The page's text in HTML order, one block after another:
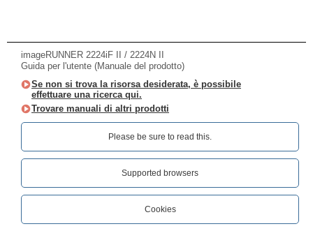
imageRUNNER 2224iF II / 2224N II
Guida per l'utente (Manuale del prodotto)
Se non si trova la risorsa desiderata, è possibile
effettuare una ricerca qui.
Trovare manuali di altri prodotti
Please be sure to read this.‎
Supported browsers
Cookies